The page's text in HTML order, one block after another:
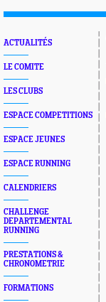
ACTUALITÉS
LE COMITE
LES CLUBS
ESPACE COMPETITIONS
ESPACE JEUNES
ESPACE RUNNING
CALENDRIERS
CHALLENGE
DEPARTEMENTAL
RUNNING
PRESTATIONS &
CHRONOMETRIE
FORMATIONS